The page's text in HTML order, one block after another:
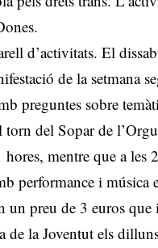
d’activitats. El
de la setmana
preguntes sobre
del Sopar de
mentre que a
performance i música
preu de 3 euros
de la Joventut els